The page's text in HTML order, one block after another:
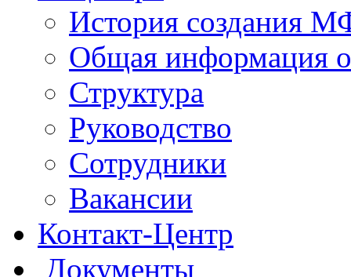
История создания
Общая
Структура
Руководство
Сотрудники
Вакансии
Контакт-Центр
Документы